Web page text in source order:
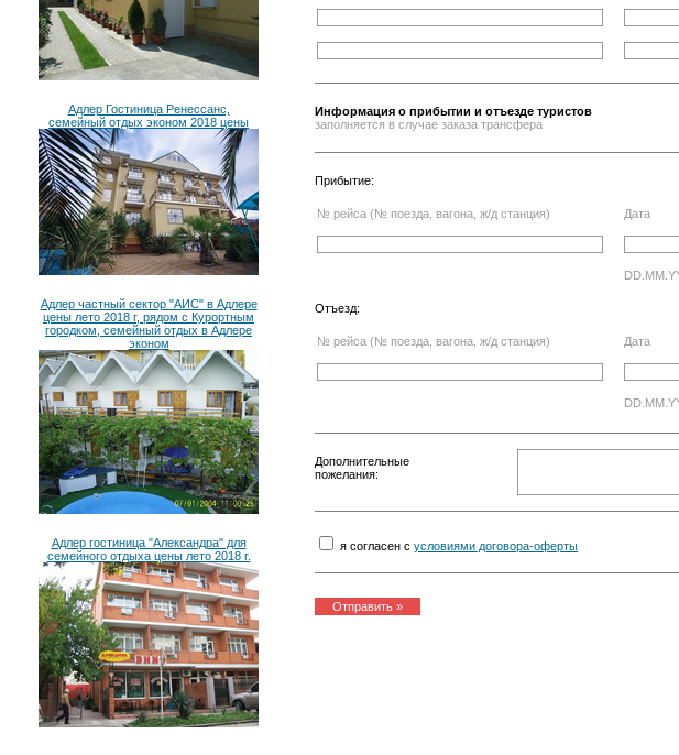
Адлер Гостиница Ренессанс,
семейный отдых эконом 2018 цены
Адлер частный сектор "АИС" в Адлере
цены лето 2018 г, рядом с Курортным
городком, семейный отдых в Адлере
эконом
Адлер гостиница "Александра" для
семейного отдыха цены лето 2018 г.
Информация о прибытии и отъезде туристов
заполняется в случае заказа трансфера
Прибытие:
№ рейса (№ поезда, вагона, ж/д станция) Дата
Отъезд:
№ рейса (№ поезда, вагона, ж/д станция) Дата
Дополнительные
пожелания:
я согласен с условиями договора-оферты